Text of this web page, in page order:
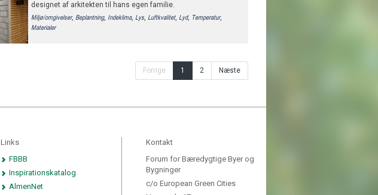
designet af arkitekten til hans egen familie.
Miljø/omgivelser, Beplantning, Indeklima, Lys, Luftkvalitet, Lyd, Temperatur,
Materialer
Forrige 1 2 Næste
Links
FBBB
Inspirationskatalog
AlmenNet
Kontakt
Forum for Bæredygtige Byer og
Bygninger
c/o European Green Cities